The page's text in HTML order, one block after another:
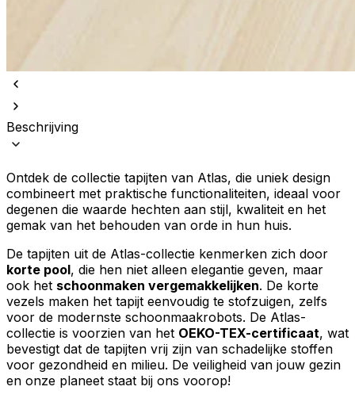
Beschrijving
Ontdek de collectie tapijten van Atlas, die uniek design
combineert met praktische functionaliteiten, ideaal voor
degenen die waarde hechten aan stijl, kwaliteit en het
gemak van het behouden van orde in hun huis.
De tapijten uit de Atlas-collectie kenmerken zich door
korte pool, die hen niet alleen elegantie geven, maar
ook het schoonmaken vergemakkelijken. De korte
vezels maken het tapijt eenvoudig te stofzuigen, zelfs
voor de modernste schoonmaakrobots. De Atlas-
collectie is voorzien van het OEKO-TEX-certificaat, wat
bevestigt dat de tapijten vrij zijn van schadelijke stoffen
voor gezondheid en milieu. De veiligheid van jouw gezin
en onze planeet staat bij ons voorop!